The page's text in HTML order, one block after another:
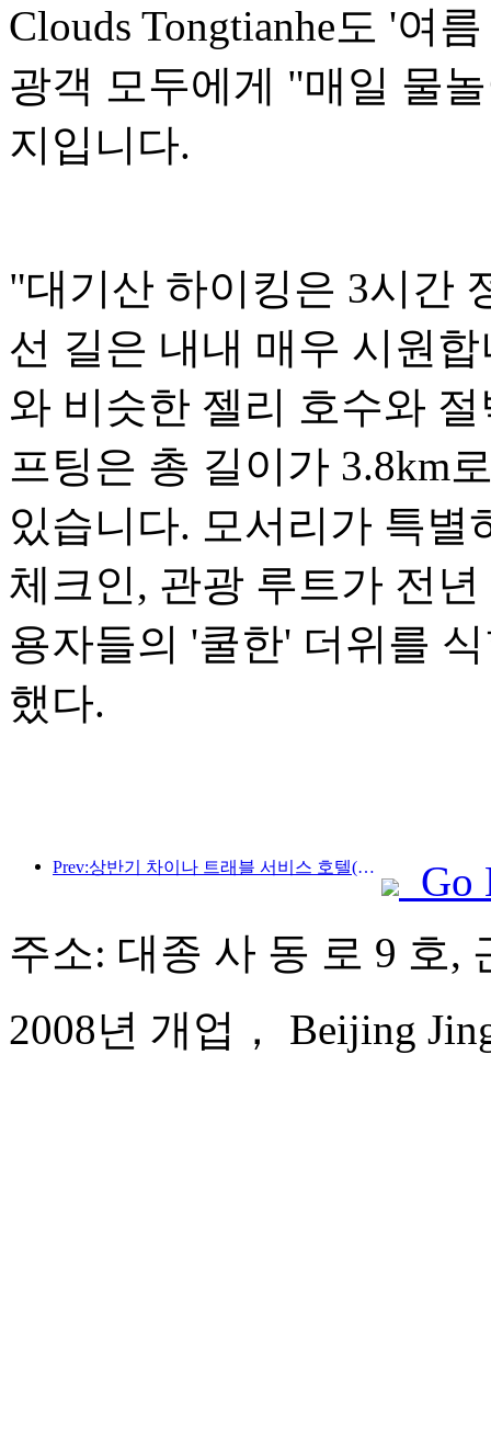
Clouds Tongtianhe도 '여
광객 모두에게 "매일 물
지입니다.
"대기산 하이킹은 3시간
선 길은 내내 매우 시원
와 비슷한 젤리 호수와
프팅은 총 길이가 3.8km
있습니다. 모서리가 특
체크인, 관광 루트가 전
용자들의 '쿨한' 더위를
했다.
Prev:상반기 차이나 트래블 서비스 호텔(China Travel Service Hotels) 본토 호텔의 외국인 손님 수는 전년 동기 대비 67% 증가했다.
Go
주소: 대종 사 동 로 9 호,
2008년 개업， Beijing